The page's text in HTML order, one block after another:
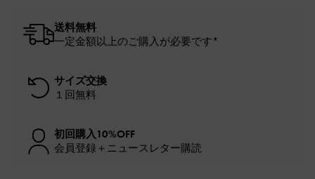
送料無料
一定金額以上のご購入が必要です*
サイズ交換
１回無料
初回購入10%OFF
会員登録＋ニュースレター購読